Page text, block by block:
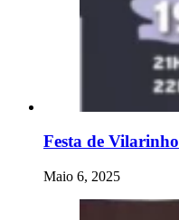
Festa de Vilarinho
Maio 6, 2025